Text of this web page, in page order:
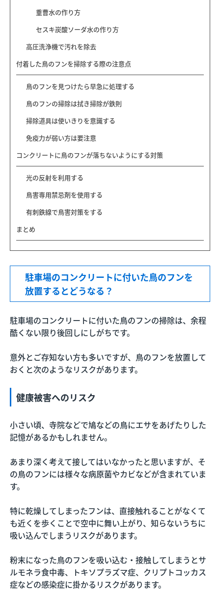
重曹水の作り方
セスキ炭酸ソーダ水の作り方
高圧洗浄機で汚れを除去
付着した鳥のフンを掃除する際の注意点
鳥のフンを見つけたら早急に処理する
鳥のフンの掃除は拭き掃除が鉄則
掃除道具は使いきりを意識する
免疫力が弱い方は要注意
コンクリートに鳥のフンが落ちないようにする対策
光の反射を利用する
鳥害専用禁忌剤を使用する
有刺鉄線で鳥害対策をする
まとめ
駐車場のコンクリートに付いた鳥のフンを
放置するとどうなる？
駐車場のコンクリートに付いた鳥のフンの掃除は、余程
酷くない限り後回しにしがちです。
意外とご存知ない方も多いですが、鳥のフンを放置して
おくと次のようなリスクがあります。
健康被害へのリスク
小さい頃、寺院などで鳩などの鳥にエサをあげたりした
記憶があるかもしれません。
あまり深く考えて接してはいなかったと思いますが、そ
の鳥のフンには様々な病原菌やカビなどが含まれていま
す。
特に乾燥してしまったフンは、直接触れることがなくて
も近くを歩くことで空中に舞い上がり、知らないうちに
吸い込んでしまうリスクがあります。
粉末になった鳥のフンを吸い込む・接触してしまうとサ
ルモネラ食中毒、トキソプラズマ症、クリプトコッカス
症などの感染症に掛かるリスクがあります。